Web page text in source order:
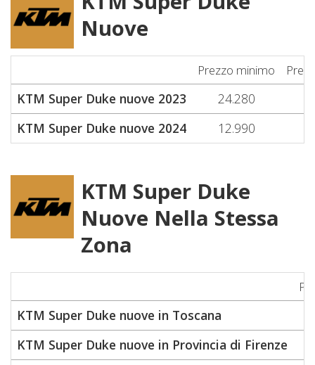
Nuove
Prezzo minimo
KTM Super Duke nuove 2023 24.280
KTM Super Duke nuove 2024
12.990
KTM Super Duke
Nuove Nella Stessa
Zona
KTM Super Duke nuove in Toscana
KTM Super Duke nuove in Provincia di Firenze